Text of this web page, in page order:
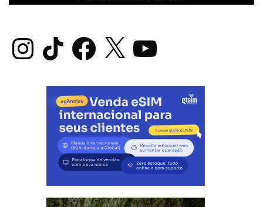
InstagramTikTok Facebook
X YouTube